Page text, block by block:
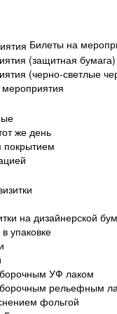
Билеты на
(защитная бумага)
(черно-светлые
же день
покрытием
на дизайнерской
упаковке
УФ лаком
рельефным
фольгой